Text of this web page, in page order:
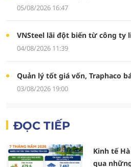
05/08/2026 16:47
VNSteel lãi đột biến từ công ty
04/08/2026 11:39
Quản lý tốt giá vốn, Traphaco
03/08/2026 19:00
ĐỌC TIẾP
Kinh tế
qua